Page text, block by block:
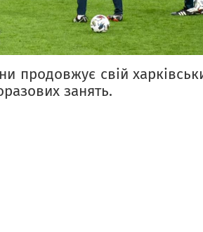
продовжує свій
занять.